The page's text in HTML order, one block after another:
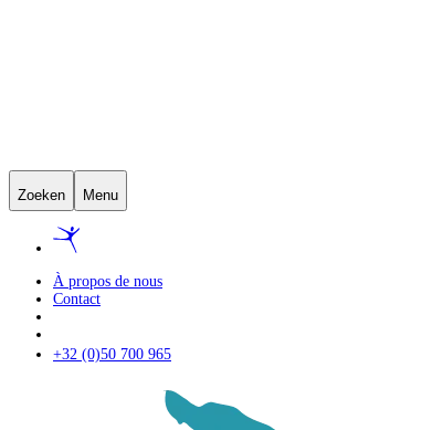
Zoeken Menu
À propos de nous
Contact
+32 (0)50 700 965